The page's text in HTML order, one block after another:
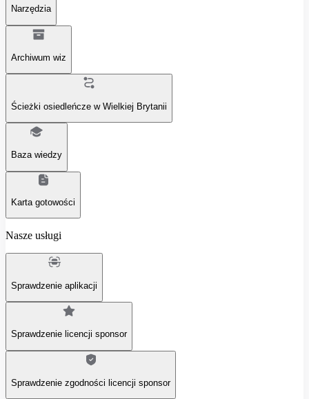
Narzędzia
Archiwum wiz
Ścieżki osiedleńcze w Wielkiej Brytanii
Baza wiedzy
Karta gotowości
Nasze usługi
Sprawdzenie aplikacji
Sprawdzenie licencji sponsor
Sprawdzenie zgodności licencji sponsor